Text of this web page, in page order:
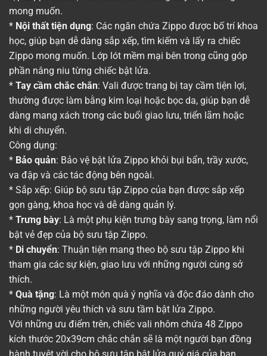
mong muốn.
* Nội thất tiện dụng: Các ngăn chứa Zippo được bố trí khoa
học, giúp bạn dễ dàng sắp xếp, tìm kiếm và lấy ra chiếc
Zippo mong muốn. Lớp lót mềm mại bên trong cũng góp
phần nâng niu từng chiếc bật lửa.
* Tay cầm chắc chắn: Vali được trang bị tay cầm tiện lợi,
thường được làm bằng kim loại hoặc bọc da, giúp bạn dễ
dàng mang xách trong các buổi giao lưu, triển lãm hoặc
khi di chuyển.
Công dụng:
* Bảo quản: Bảo vệ bật lửa Zippo khỏi bụi bẩn, trầy xước,
va đập và các tác động bên ngoài.
* Sắp xếp: Giúp bộ sưu tập Zippo của bạn được sắp xếp
gọn gàng, khoa học và dễ dàng quản lý.
* Trưng bày: Là một phụ kiện trưng bày sang trọng, làm nổi
bật vẻ đẹp của bộ sưu tập Zippo.
* Di chuyển: Thuận tiện mang theo bộ sưu tập Zippo khi
tham gia các sự kiện, giao lưu với những người cùng sở
thích.
* Quà tặng: Là một món quà ý nghĩa và độc đáo dành cho
những người yêu thích và sưu tầm bật lửa Zippo.
Với những ưu điểm trên, chiếc vali nhôm chứa 48 Zippo
kích thước 20x39cm chắc chắn sẽ là một người bạn đồng
hành tuyệt vời cho bộ sưu tập bật lửa quý giá của bạn.